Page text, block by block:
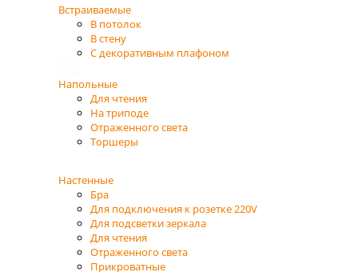
Встраиваемые
В потолок
В стену
С декоративным плафоном
Напольные
Для чтения
На триподе
Отраженного света
Торшеры
Настенные
Бра
Для подключения к розетке 220V
Для подсветки зеркала
Для чтения
Отраженного света
Прикроватные